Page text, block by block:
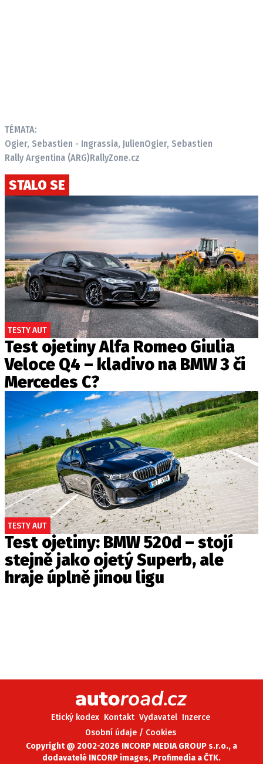
TÉMATA:
Ogier, Sebastien - Ingrassia, JulienOgier, Sebastien
Rally Argentina (ARG)RallyZone.cz
STALO SE
TESTY AUT
Test ojetiny Alfa Romeo Giulia
Veloce Q4 – kladivo na BMW 3 či
Mercedes C?
TESTY AUT
Test ojetiny: BMW 520d – stojí
stejně jako ojetý Superb, ale
hraje úplně jinou ligu
Etický kodex Kontakt Vydavatel Inzerce
Osobní údaje / Cookies
Copyright @ 2002-2026 INCORP MEDIA GROUP s.r.o., a
dodavatelé INCORP images, Profimedia a ČTK.